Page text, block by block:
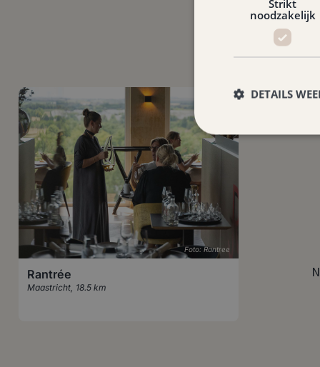
Foto: Rantree
Rantrée
Maastricht 18.5 km
Strikt
noodzakelijk
DETAILS